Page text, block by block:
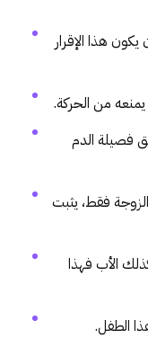
هذا الإقرار
من الحركة.
فصيلة الدم
فقط، يثبت
الأب فهذا
الطفل.